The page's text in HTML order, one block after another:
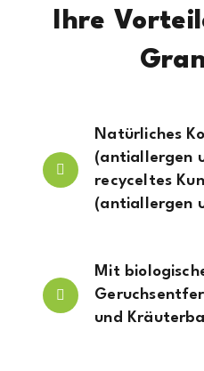
Ihre
Natürliches
(antiallergen
recyceltes
(antiallergen
Mit
und